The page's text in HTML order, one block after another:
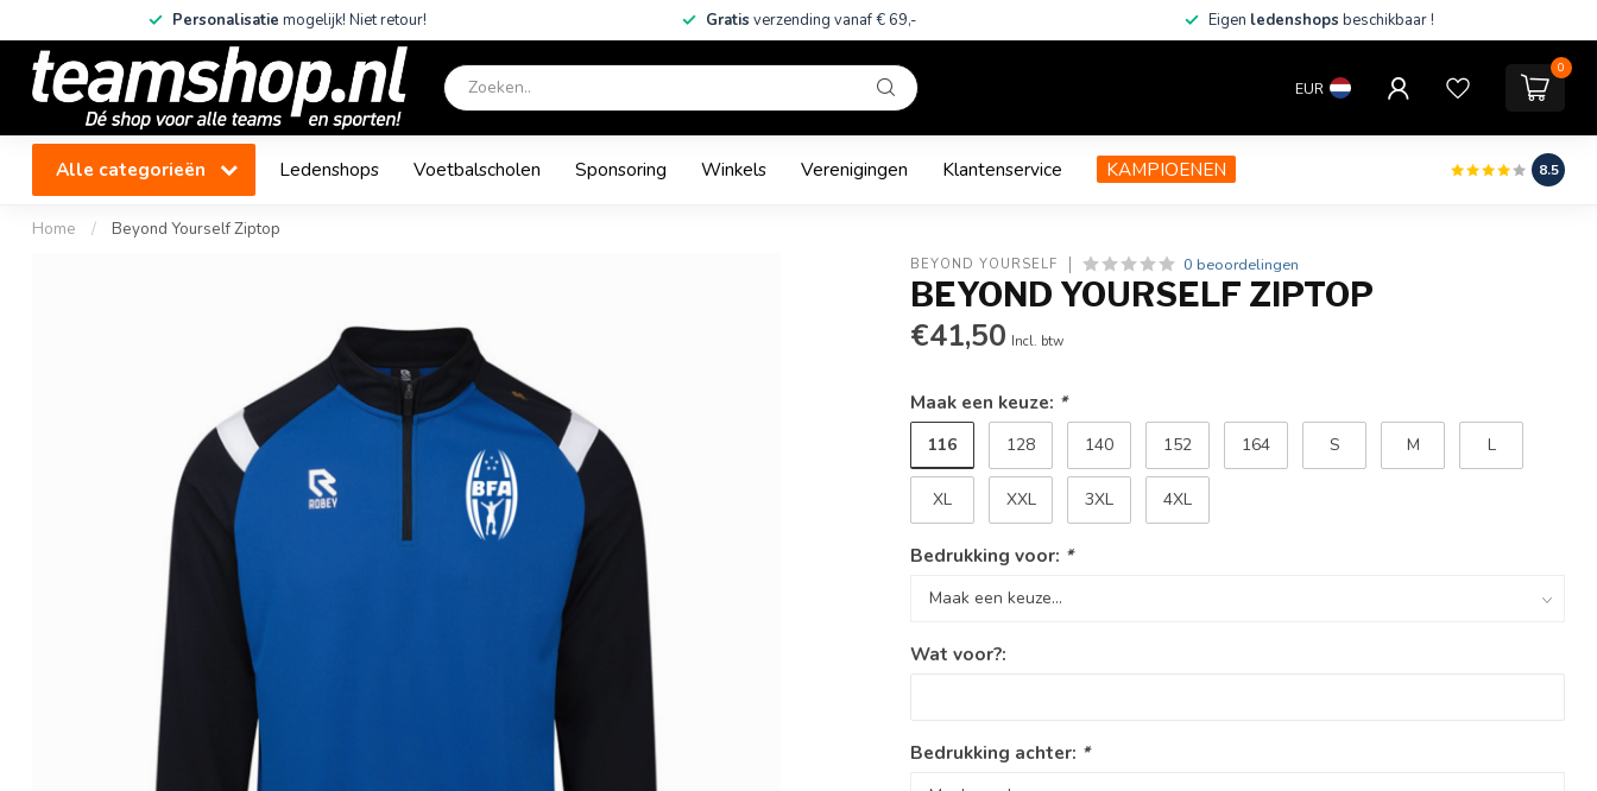
Personalisatie mogelijk! Niet retour! Gratis verzending vanaf € 69,- Eigen ledenshops beschikbaar !
EUR
0
Alle categorieën Ledenshops Voetbalscholen Sponsoring Winkels Verenigingen Klantenservice KAMPIOENEN 8.5
Home / Beyond Yourself Ziptop
BEYOND YOURSELF 0 beoordelingen
BEYOND YOURSELF ZIPTOP
€41,50 Incl. btw
Maak een keuze: *
116 128 140 152 164 S M L
XL XXL 3XL 4XL
Bedrukking voor: *
Wat voor?:
Bedrukking achter: *